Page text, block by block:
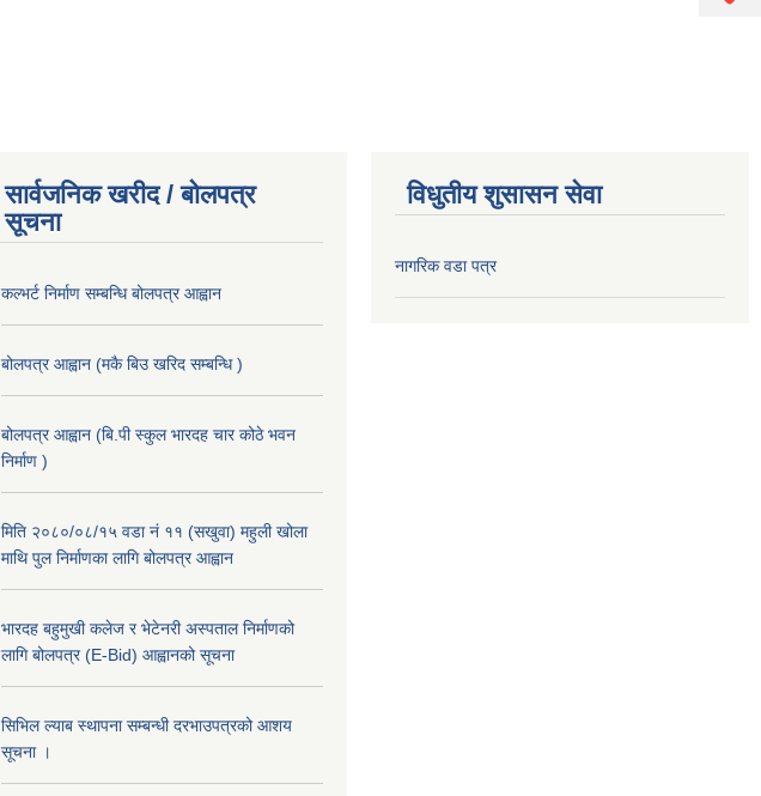
सार्वजनिक खरीद / बोलपत्र
सूचना
कल्भर्ट निर्माण सम्बन्धि बोलपत्र आह्वान
बोलपत्र आह्वान (मकै बिउ खरिद सम्बन्धि )
बोलपत्र आह्वान (बि.पी स्कुल भारदह चार कोठे भवन
निर्माण )
मिति २०८०/०८/१५ वडा नं ११ (सखुवा) महुली खोला
माथि पुल निर्माणका लागि बोलपत्र आह्वान
भारदह बहुमुखी कलेज र भेटेनरी अस्पताल निर्माणको
लागि बोलपत्र (E-Bid) आह्वानको सूचना
सिभिल ल्याब स्थापना सम्बन्धी दरभाउपत्रको आशय
सूचना ।
विधुतीय शुसासन सेवा
नागरिक वडा पत्र